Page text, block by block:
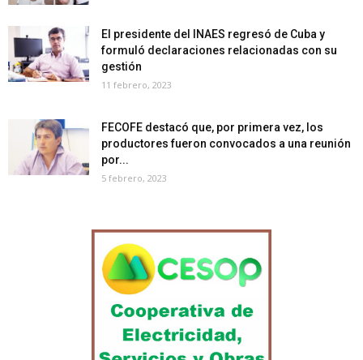
El presidente del INAES regresó de Cuba y
formuló declaraciones relacionadas con su
gestión
11 febrero, 2023
FECOFE destacó que, por primera vez, los
productores fueron convocados a una reunión
por...
5 febrero, 2023